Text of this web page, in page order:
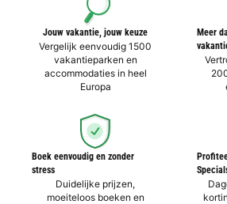
Jouw vakantie, jouw keuze
Vergelijk eenvoudig 1500
vakantieparken en
accommodaties in heel
Europa
Meer
Boek eenvoudig en zonder
stress
Duidelijke prijzen,
moeiteloos boeken en